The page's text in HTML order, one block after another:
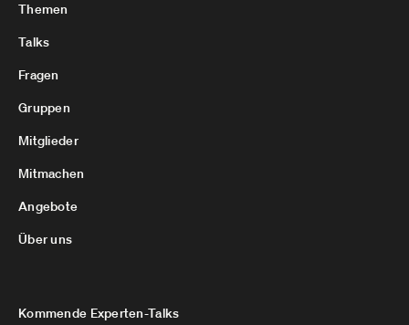
Themen
Talks
Fragen
Gruppen
Mitglieder
Mitmachen
Angebote
Über uns
Kommende Experten-Talks